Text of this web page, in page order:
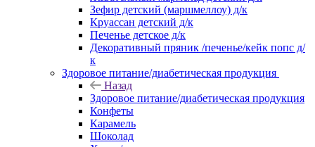
Зефир детский (маршмеллоу) д/к
Круассан детский д/к
Печенье детское д/к
Декоративный пряник /печенье/кейк попс д/
к
Здоровое питание/диабетическая продукция
Назад
Здоровое питание/диабетическая продукция
Конфеты
Карамель
Шоколад